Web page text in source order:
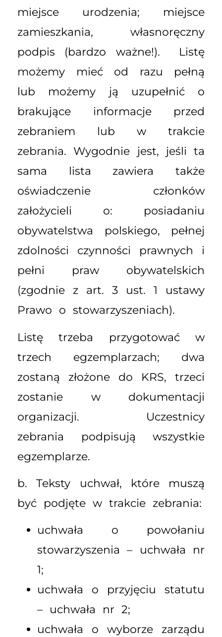
miejsce urodzenia; miejsce
zamieszkania, własnoręczny
podpis (bardzo ważne!). Listę
możemy mieć od razu pełną
lub możemy ją uzupełnić o
brakujące informacje przed
zebraniem lub w trakcie
zebrania. Wygodnie jest, jeśli ta
sama lista zawiera także
oświadczenie członków
założycieli o: posiadaniu
obywatelstwa polskiego, pełnej
zdolności czynności prawnych i
pełni praw obywatelskich
(zgodnie z art. 3 ust. 1 ustawy
Prawo o stowarzyszeniach).
Listę trzeba przygotować w
trzech egzemplarzach; dwa
zostaną złożone do KRS, trzeci
zostanie w dokumentacji
organizacji. Uczestnicy
zebrania podpisują wszystkie
egzemplarze.
b. Teksty uchwał, które muszą
być podjęte w trakcie zebrania:
uchwała o powołaniu
stowarzyszenia – uchwała nr
1;
uchwała o przyjęciu statutu
– uchwała nr 2;
uchwała o wyborze zarządu